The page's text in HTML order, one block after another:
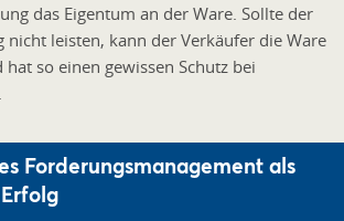
das Eigentum an der Ware. Sollte der
nicht leisten, kann der Verkäufer die Ware
so einen gewissen Schutz bei
Forderungsmanagement als